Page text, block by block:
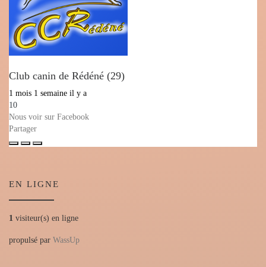
Club canin de Rédéné (29)
1 mois 1 semaine il y a
10
Nous voir sur Facebook
Partager
EN LIGNE
1 visiteur(s) en ligne
propulsé par WassUp